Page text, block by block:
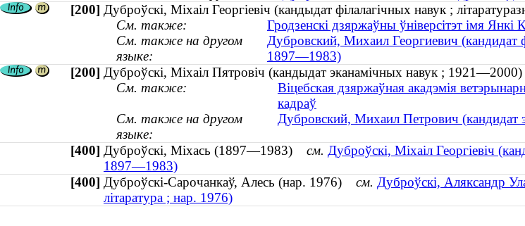
[200] Дуброўскі, Міхаіл Георгіевіч (кандыдат філалагічных навук ;
См. также:
Гродзенскі дзяржаўны ўніверсітэт імя Янкі
См. также на другом
языке:
Дубровский, Михаил Георгиевич (кандидат
1897—1983)
[200] Дуброўскі, Міхаіл Пятровіч (кандыдат эканамічных навук ; 1921—2000)
См. также:
Віцебская дзяржаўная акадэмія
кадраў
См. также на другом
языке:
Дубровский, Михаил Петрович
[400] Дуброўскі, Міхась (1897—1983) см. Дуброўскі, Міхаіл Георгіевіч
1897—1983)
[400] Дуброўскі-Сарочанкаў, Алесь (нар. 1976) см. Дуброўскі, Аляксандр
літаратура ; нар. 1976)